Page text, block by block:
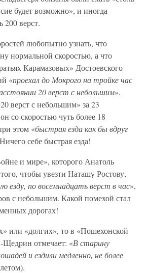
будет возможно», и иногда
200 верст.
любопытно узнать, что
нормальной скоростью, а что
Карамазовых» Достоевского
«проехал до Мокрого на тройке час
20 верст с небольшим».
верст с небольшим» за 23
со скоростью чуть более 18
этом «быстрая езда как бы вдруг
себе быстрая езда!
и мире», которого Анатоль
чтобы увезти Наташу Ростову,
езду, по восемнадцать верст в час»,
с небольшим. Какой помехой стал
дорогах!
или «долгих», то в «Пошехонской
Щедрин отмечает: «В старину
и ездили медленно, не более